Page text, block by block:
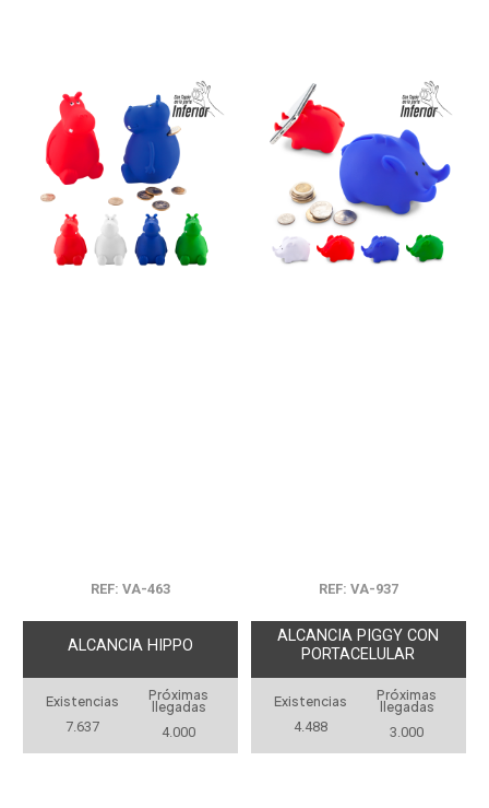
REF: VA-463
ALCANCIA HIPPO
Existencias
7.637
Próximas
llegadas
4.000
REF: VA-937
ALCANCIA PIGGY CON
PORTACELULAR
Existencias
4.488
Próximas
llegadas
3.000